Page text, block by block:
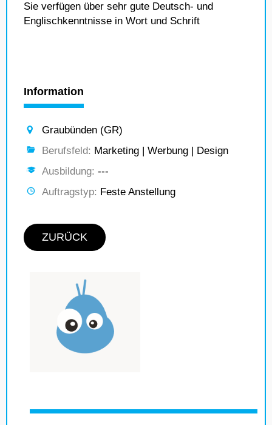
Sie verfügen über sehr gute Deutsch- und
Englischkenntnisse in Wort und Schrift
Information
Graubünden (GR)
Berufsfeld: Marketing | Werbung | Design
Ausbildung: ---
Auftragstyp: Feste Anstellung
ZURÜCK